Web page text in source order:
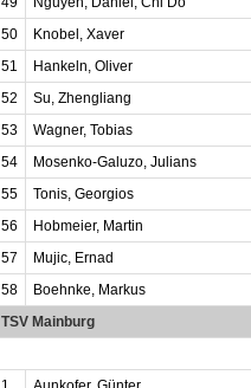
50
Knobel, Xaver
51
Hankeln, Oliver
52
Su, Zhengliang
53
Wagner, Tobias
54
Mosenko-Galuzo, Julians
55
Tonis, Georgios
56
Hobmeier, Martin
57
Mujic, Ernad
58
Boehnke, Markus
TSV Mainburg